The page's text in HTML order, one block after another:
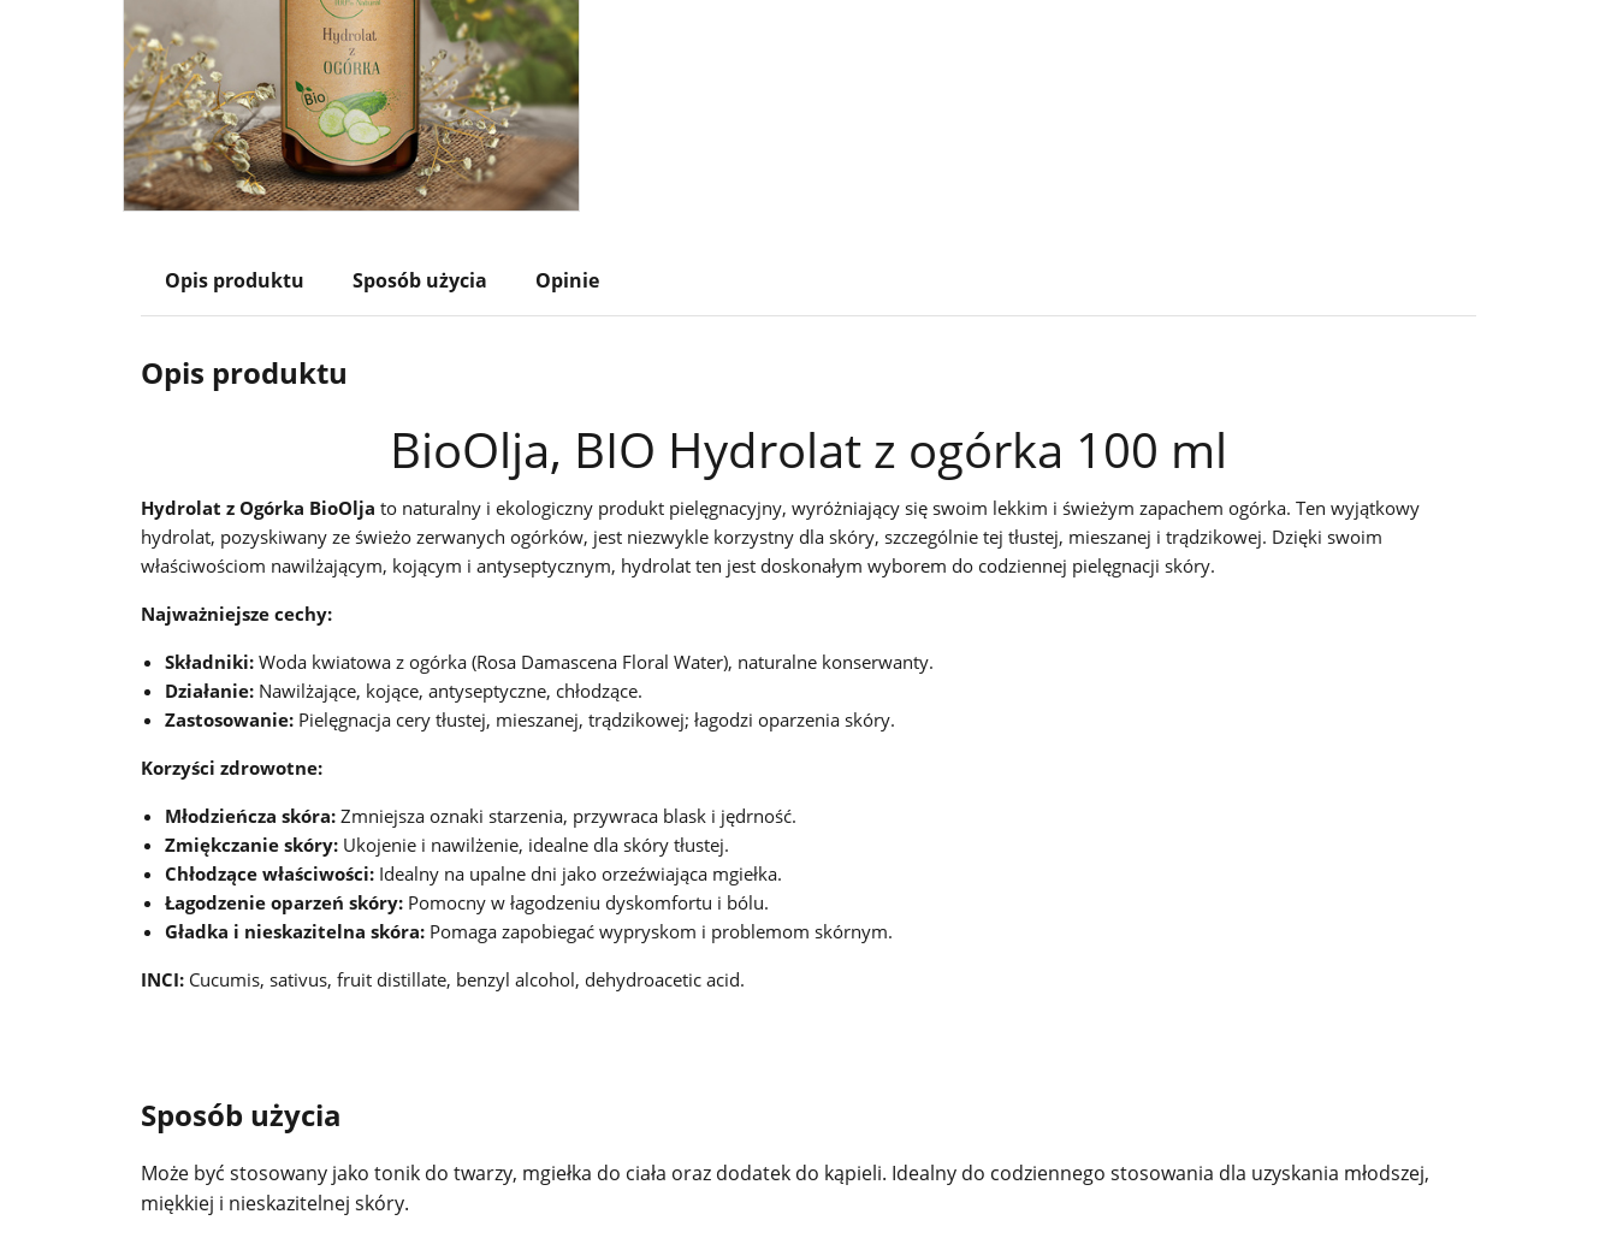
Opis produktu Sposób użycia Opinie
Opis produktu
BioOlja, BIO Hydrolat z ogórka 100 ml
Hydrolat z Ogórka BioOlja to naturalny i ekologiczny produkt pielęgnacyjny, wyróżniający się swoim lekkim i świeżym zapachem ogórka. Ten wyjątkowy
hydrolat, pozyskiwany ze świeżo zerwanych ogórków, jest niezwykle korzystny dla skóry, szczególnie tej tłustej, mieszanej i trądzikowej. Dzięki swoim
właściwościom nawilżającym, kojącym i antyseptycznym, hydrolat ten jest doskonałym wyborem do codziennej pielęgnacji skóry.
Najważniejsze cechy:
Składniki: Woda kwiatowa z ogórka (Rosa Damascena Floral Water), naturalne konserwanty.
Działanie: Nawilżające, kojące, antyseptyczne, chłodzące.
Zastosowanie: Pielęgnacja cery tłustej, mieszanej, trądzikowej; łagodzi oparzenia skóry.
Korzyści zdrowotne:
Młodzieńcza skóra: Zmniejsza oznaki starzenia, przywraca blask i jędrność.
Zmiękczanie skóry: Ukojenie i nawilżenie, idealne dla skóry tłustej.
Chłodzące właściwości: Idealny na upalne dni jako orzeźwiająca mgiełka.
Łagodzenie oparzeń skóry: Pomocny w łagodzeniu dyskomfortu i bólu.
Gładka i nieskazitelna skóra: Pomaga zapobiegać wypryskom i problemom skórnym.
INCI: Cucumis, sativus, fruit distillate, benzyl alcohol, dehydroacetic acid.
Sposób użycia
Może być stosowany jako tonik do twarzy, mgiełka do ciała oraz dodatek do kąpieli. Idealny do codziennego stosowania dla uzyskania młodszej,
miękkiej i nieskazitelnej skóry.